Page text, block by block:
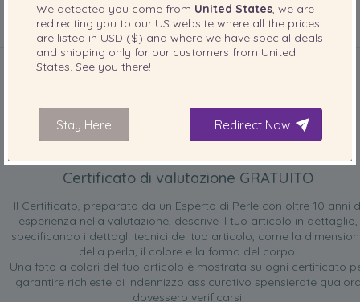
INCLUSO CON IL PRODOTTO
Certificato di valutazione GRATUITO
Il Certificato, preparato da un Esperto di Perle con oltre 10 anni
esperienza nella valutazione, descrive il tuo articolo in dettaglio,
specificando i dettagli tecnici del tuo articolo, come la
della perla, il colore e la forma del corpo.
Una foto a colori del tuo articolo è mostrata su ogni certificato
garantire richieste di indennizzo assicurativo spensierate
dovessero verificarsi.
We detected you come from United States , we are
redirecting you to our US website where all the prices
are listed in USD ($) and where we have special deals
and shipping only for our customers from United
States . See you there!
Stay Here Redirect Now